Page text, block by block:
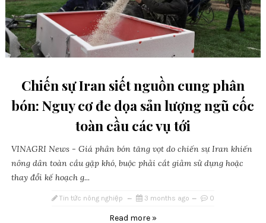
Chiến sự Iran siết nguồn cung phân
bón: Nguy cơ đe dọa sản lượng ngũ cốc
toàn cầu các vụ tới
VINAGRI News - Giá phân bón tăng vọt do chiến sự Iran khiến
nông dân toàn cầu gặp khó, buộc phải cắt giảm sử dụng hoặc
thay đổi kế hoạch g...
Tin tức nông nghiệp 3 months ago 0
Read more »